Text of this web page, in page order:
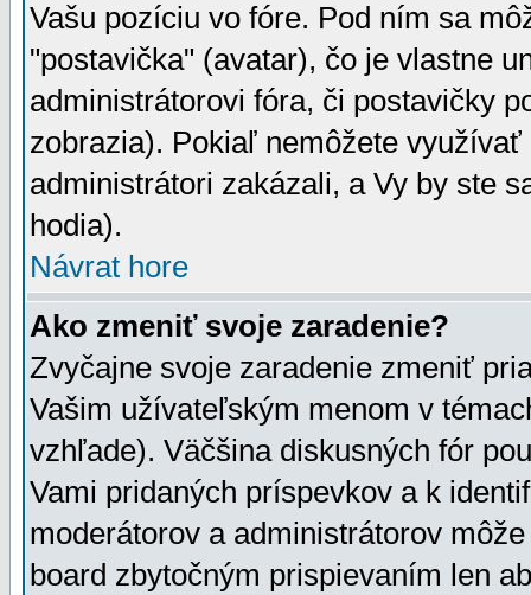
Vašu pozíciu vo fóre. Pod ním sa
"postavička" (avatar), čo je vlastne
administrátorovi fóra, či postavičky
zobrazia). Pokiaľ nemôžete
administrátori zakázali, a Vy by ste
hodia).
Návrat hore
Ako zmeniť svoje zaradenie?
Zvyčajne svoje zaradenie zmeniť
Vašim užívateľským menom v
vzhľade). Väčšina diskusných fór
Vami pridaných príspevkov a k
moderátorov a administrátorov
board zbytočným prispievaním len